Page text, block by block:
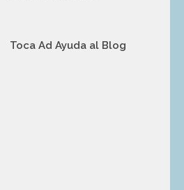
Toca Ad Ayuda al Blog